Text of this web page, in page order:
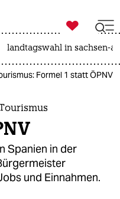

taz zahl ich
landtagswahl in sachsen-
Formel 1 statt ÖPNV
Spanien in der
und Einnahmen.